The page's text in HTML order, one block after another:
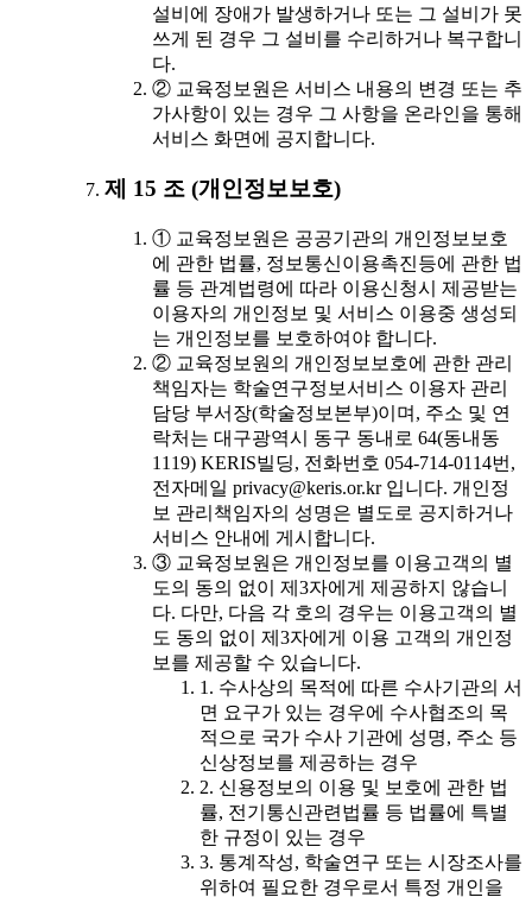
설비에 장애가 발생하거나 또는 그 설비가 못
쓰게 된 경우 그 설비를 수리하거나 복구합니
다.
② 교육정보원은 서비스 내용의 변경 또는 추
가사항이 있는 경우 그 사항을 온라인을 통해
서비스 화면에 공지합니다.
제 15 조 (개인정보보호)
① 교육정보원은 공공기관의 개인정보보호
에 관한 법률, 정보통신이용촉진등에 관한 법
률 등 관계법령에 따라 이용신청시 제공받는
이용자의 개인정보 및 서비스 이용중 생성되
는 개인정보를 보호하여야 합니다.
② 교육정보원의 개인정보보호에 관한 관리
책임자는 학술연구정보서비스 이용자 관리
담당 부서장(학술정보본부)이며, 주소 및 연
락처는 대구광역시 동구 동내로 64(동내동
1119) KERIS빌딩, 전화번호 054-714-0114번,
전자메일 privacy@keris.or.kr 입니다. 개인정
보 관리책임자의 성명은 별도로 공지하거나
서비스 안내에 게시합니다.
③ 교육정보원은 개인정보를 이용고객의 별
도의 동의 없이 제3자에게 제공하지 않습니
다. 다만, 다음 각 호의 경우는 이용고객의 별
도 동의 없이 제3자에게 이용 고객의 개인정
보를 제공할 수 있습니다.
1. 수사상의 목적에 따른 수사기관의 서
면 요구가 있는 경우에 수사협조의 목
적으로 국가 수사 기관에 성명, 주소 등
신상정보를 제공하는 경우
2. 신용정보의 이용 및 보호에 관한 법
률, 전기통신관련법률 등 법률에 특별
한 규정이 있는 경우
3. 통계작성, 학술연구 또는 시장조사를
위하여 필요한 경우로서 특정 개인을